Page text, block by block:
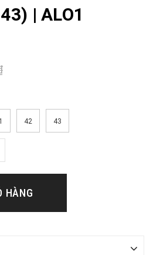
| ALO1
42 43
HÀNG